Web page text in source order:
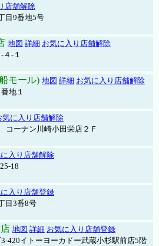
店舗解除
目9番地5号
地図 詳細 お気に入り店舗解除
４-１
モール) 地図 詳細 お気に入り店舗解除
地１
気に入り店舗解除
コーナン川崎小田栄店２Ｆ
入り店舗解除
18
入り店舗登録
目3番8号
地図 詳細 お気に入り店舗登録
420イトーヨーカドー武蔵小杉駅前店5階